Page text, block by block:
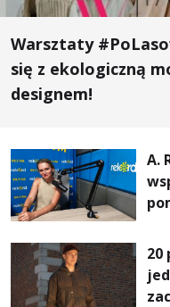
Warsztaty
się z ekologiczną
designem!
A.
20